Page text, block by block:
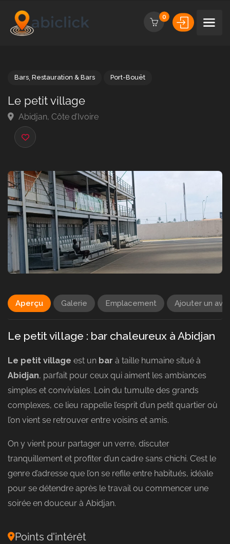
0
Le petit village
Abidjan, Côte d’Ivoire
Aperçu Galerie Emplacement Ajouter un avis
Le petit village : bar chaleureux à Abidjan
Le petit village est un bar à taille humaine situé à
Abidjan, parfait pour ceux qui aiment les ambiances
simples et conviviales. Loin du tumulte des grands
complexes, ce lieu rappelle l’esprit d’un petit quartier où
l’on vient se retrouver entre voisins et amis.
On y vient pour partager un verre, discuter
tranquillement et profiter d’un cadre sans chichi. C’est le
genre d’adresse que l’on se refile entre habitués, idéale
pour se détendre après le travail ou commencer une
soirée en douceur à Abidjan.
Points d'intérêt